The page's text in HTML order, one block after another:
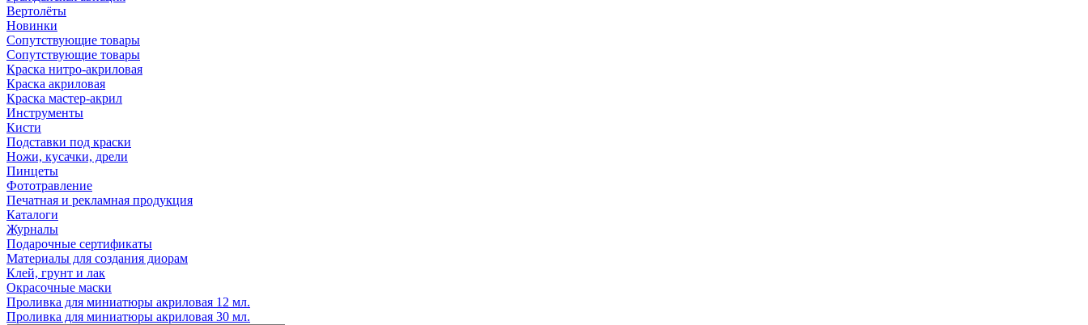
Вертолёты
Новинки
Сопутствующие товары
Сопутствующие товары
Краска нитро-акриловая
Краска акриловая
Краска мастер-акрил
Инструменты
Кисти
Подставки под краски
Ножи, кусачки, дрели
Пинцеты
Фототравление
Печатная и рекламная продукция
Каталоги
Журналы
Подарочные сертификаты
Материалы для создания диорам
Клей, грунт и лак
Окрасочные маски
Проливка для миниатюры акриловая 12 мл.
Проливка для миниатюры акриловая 30 мл.